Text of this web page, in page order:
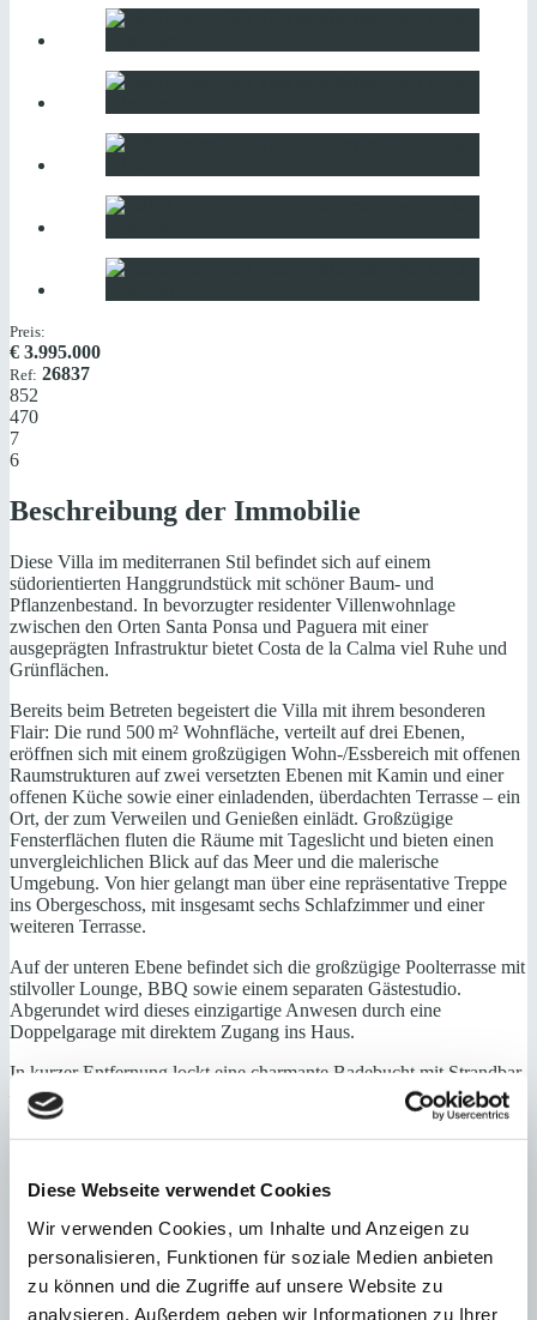
Diese Webseite verwendet Cookies
Wir verwenden Cookies, um Inhalte und Anzeigen zu
personalisieren, Funktionen für soziale Medien anbieten
zu können und die Zugriffe auf unsere Website zu
analysieren. Außerdem geben wir Informationen zu Ihrer
Preis:
€ 3.995.000
Ref: 26837
852
470
7
6
Beschreibung der Immobilie
Diese Villa im mediterranen Stil befindet sich auf einem
südorientierten Hanggrundstück mit schöner Baum- und
Pflanzenbestand. In bevorzugter residenter Villenwohnlage
zwischen den Orten Santa Ponsa und Paguera mit einer
ausgeprägten Infrastruktur bietet Costa de la Calma viel Ruhe und
Grünflächen.
Bereits beim Betreten begeistert die Villa mit ihrem besonderen
Flair: Die rund 500 m² Wohnfläche, verteilt auf drei Ebenen,
eröffnen sich mit einem großzügigen Wohn-/Essbereich mit offenen
Raumstrukturen auf zwei versetzten Ebenen mit Kamin und einer
offenen Küche sowie einer einladenden, überdachten Terrasse – ein
Ort, der zum Verweilen und Genießen einlädt. Großzügige
Fensterflächen fluten die Räume mit Tageslicht und bieten einen
unvergleichlichen Blick auf das Meer und die malerische
Umgebung. Von hier gelangt man über eine repräsentative Treppe
ins Obergeschoss, mit insgesamt sechs Schlafzimmer und einer
weiteren Terrasse.
Auf der unteren Ebene befindet sich die großzügige Poolterrasse mit
stilvoller Lounge, BBQ sowie einem separaten Gästestudio.
Abgerundet wird dieses einzigartige Anwesen durch eine
Doppelgarage mit direktem Zugang ins Haus.
In kurzer Entfernung lockt eine charmante Badebucht mit Strandbar
– ein perfekter Rückzugsort nach einem sonnigen Tag. Traumhafte
Sonnenuntergänge inklusive. In fußläufiger Nähe befindet sich der
Hilton Club mit Restaurant und Sporteinrichtungen.
hervorragende Lage.
Obere Etage: 6 Schlafzimmer, 5 Bäder (4 en suite), Terrasse
Mittlere Etage: Wohn-/Essbereich mit einer offenen Küche,
Gästetoilette, mehrere Abstellräume, Wirtschaftsraum, Terrasse